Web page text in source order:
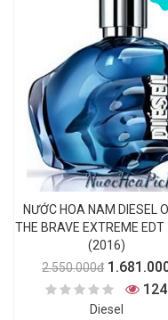
NƯỚC HOA NAM DIESEL
THE BRAVE EXTREME EDT
(2016)
2.550.000đ
124
Diesel